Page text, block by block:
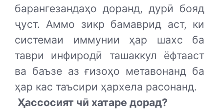
барангезандаҳо доранд, дурӣ бояд
ҷуст. Аммо зикр бамаврид аст, ки
системаи иммунии ҳар шахс ба
таври инфиродӣ ташаккул ёфтааст
ва баъзе аз ғизоҳо метавонанд ба
ҳар кас таъсири ҳархела расонанд.
Ҳассосият чӣ хатаре дорад?